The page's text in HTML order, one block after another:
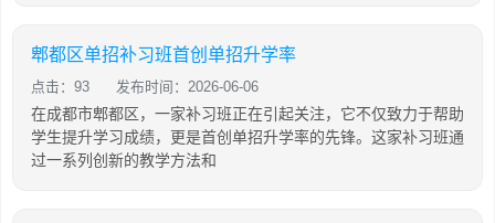
郫都区单招补习班首创单招升学率
点击：93 发布时间：2026-06-06
在成都市郫都区，一家补习班正在引起关注，它不仅致力于帮助
学生提升学习成绩，更是首创单招升学率的先锋。这家补习班通
过一系列创新的教学方法和